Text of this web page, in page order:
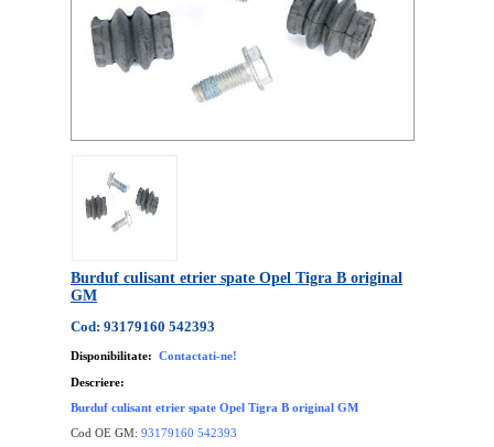
Burduf culisant etrier spate Opel Tigra B original
GM
Cod: 93179160 542393
Disponibilitate: Contactati-ne!
Descriere:
Burduf culisant etrier spate Opel Tigra B original GM
Cod OE GM: 93179160 542393